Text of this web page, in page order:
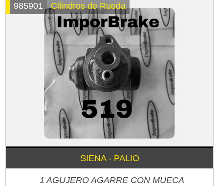
SIENA - PALIO
1 AGUJERO AGARRE CON MUECA
985901 Cilindros de Rueda